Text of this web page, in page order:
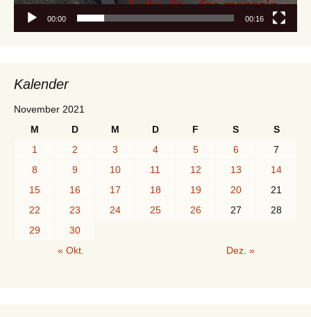
00:00 00:16
Kalender
November 2021
M
D M D F S
S
1
2 3 4 5 6
7
8
9 10 11 12 13
14
15
16 17 18 19 20
21
22
23 24 25 26 27
28
29
30
« Okt.
Dez. »